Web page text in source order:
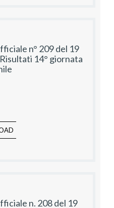
n° 209 del 19
14° giornata
n. 208 del 19